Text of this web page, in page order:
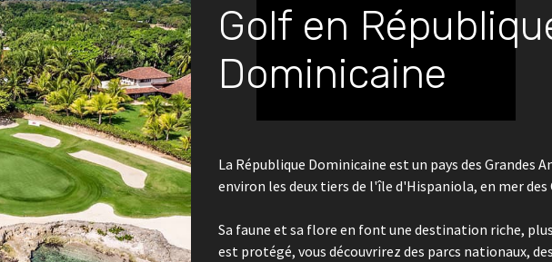
Golf en
Dominicaine
La République Dominicaine est un pays des Grandes
environ les deux tiers de l'île d'Hispaniola, en mer des
Sa faune et sa flore en font une destination riche,
est protégé, vous découvrirez des parcs nationaux,